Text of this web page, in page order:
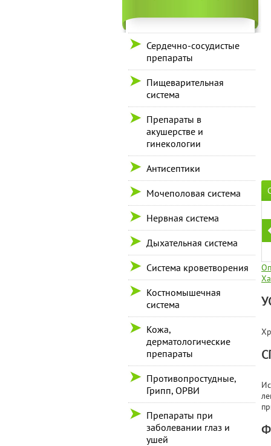
Сердечно-сосудистые
препараты
Пищеварительная
система
Препараты в
акушерстве и
гинекологии
Антисептики
Мочеполовая система
Нервная система
Дыхательная система
Система кроветворения
Костномышечная
система
Кожа,
дерматологические
препараты
Противопростудные,
Грипп, ОРВИ
Препараты при
заболевании глаз и
ушей